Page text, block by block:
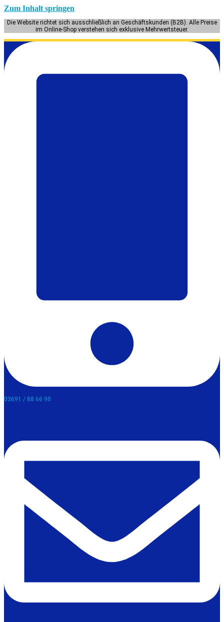
Zum Inhalt springen
Die Website richtet sich ausschließlich an Geschäftskunden (B2B). Alle Preise
im Online-Shop verstehen sich exklusive Mehrwertsteuer.
03691 / 88 66 90​